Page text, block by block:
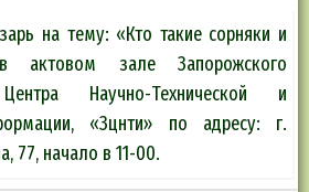
на тему: «Кто такие сорняки и
зале Запорожского
Центра Научно-Технической и
«Зцнти» по адресу: г.
77, начало в 11-00.